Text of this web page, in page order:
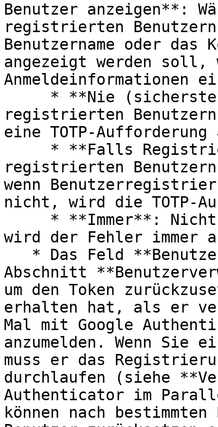
Benutzer anzeigen**:
registrierten
Benutzername oder
angezeigt werden soll,
Anmeldeinformationen
registrierten
eine TOTP-
registrierten
wenn
nicht, wird die TOTP-
wird der Fehler immer
Abschnitt
um den Token
erhalten hat, als er
Mal mit Google
anzumelden. Wenn Sie
muss er das
durchlaufen (siehe
Authenticator im
können nach